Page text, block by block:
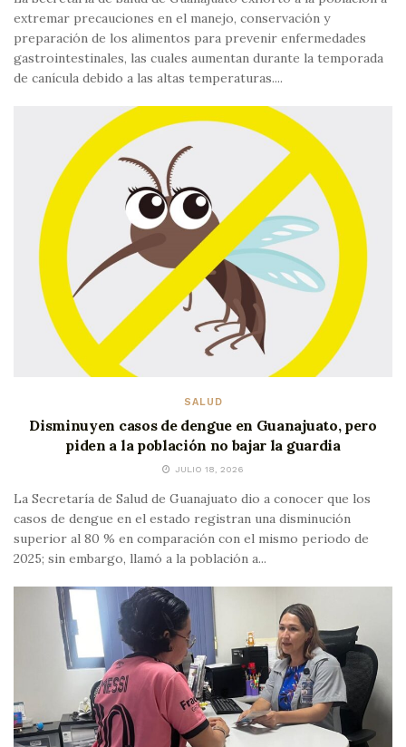
extremar precauciones en el manejo, conservación y
preparación de los alimentos para prevenir enfermedades
gastrointestinales, las cuales aumentan durante la temporada
de canícula debido a las altas temperaturas....
SALUD
Disminuyen casos de dengue en Guanajuato, pero
piden a la población no bajar la guardia
JULIO 18, 2026
La Secretaría de Salud de Guanajuato dio a conocer que los
casos de dengue en el estado registran una disminución
superior al 80 % en comparación con el mismo periodo de
2025; sin embargo, llamó a la población a...